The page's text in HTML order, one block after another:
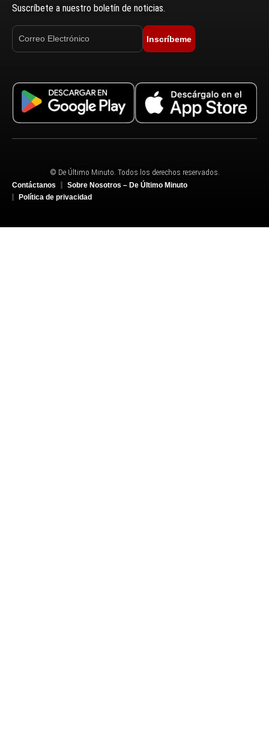
Suscríbete a nuestro boletín de noticias.
Inscríbeme
© De Último Minuto. Todos los derechos reservados.
Contáctanos
Sobre Nosotros – De Último Minuto
Política de privacidad